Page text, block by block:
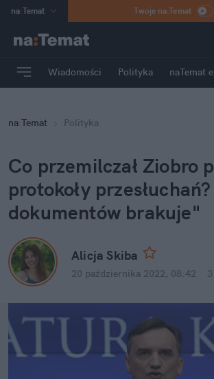
na:Temat
Poland
mama
Rozrywka
Twoje na:Temat
Wiadomości Polityka naTemat
na:Temat Polityka
Co przemilczał Ziobro
protokoły
dokumentów brakuje"
Alicja Skiba
20 października 2022, 08:42